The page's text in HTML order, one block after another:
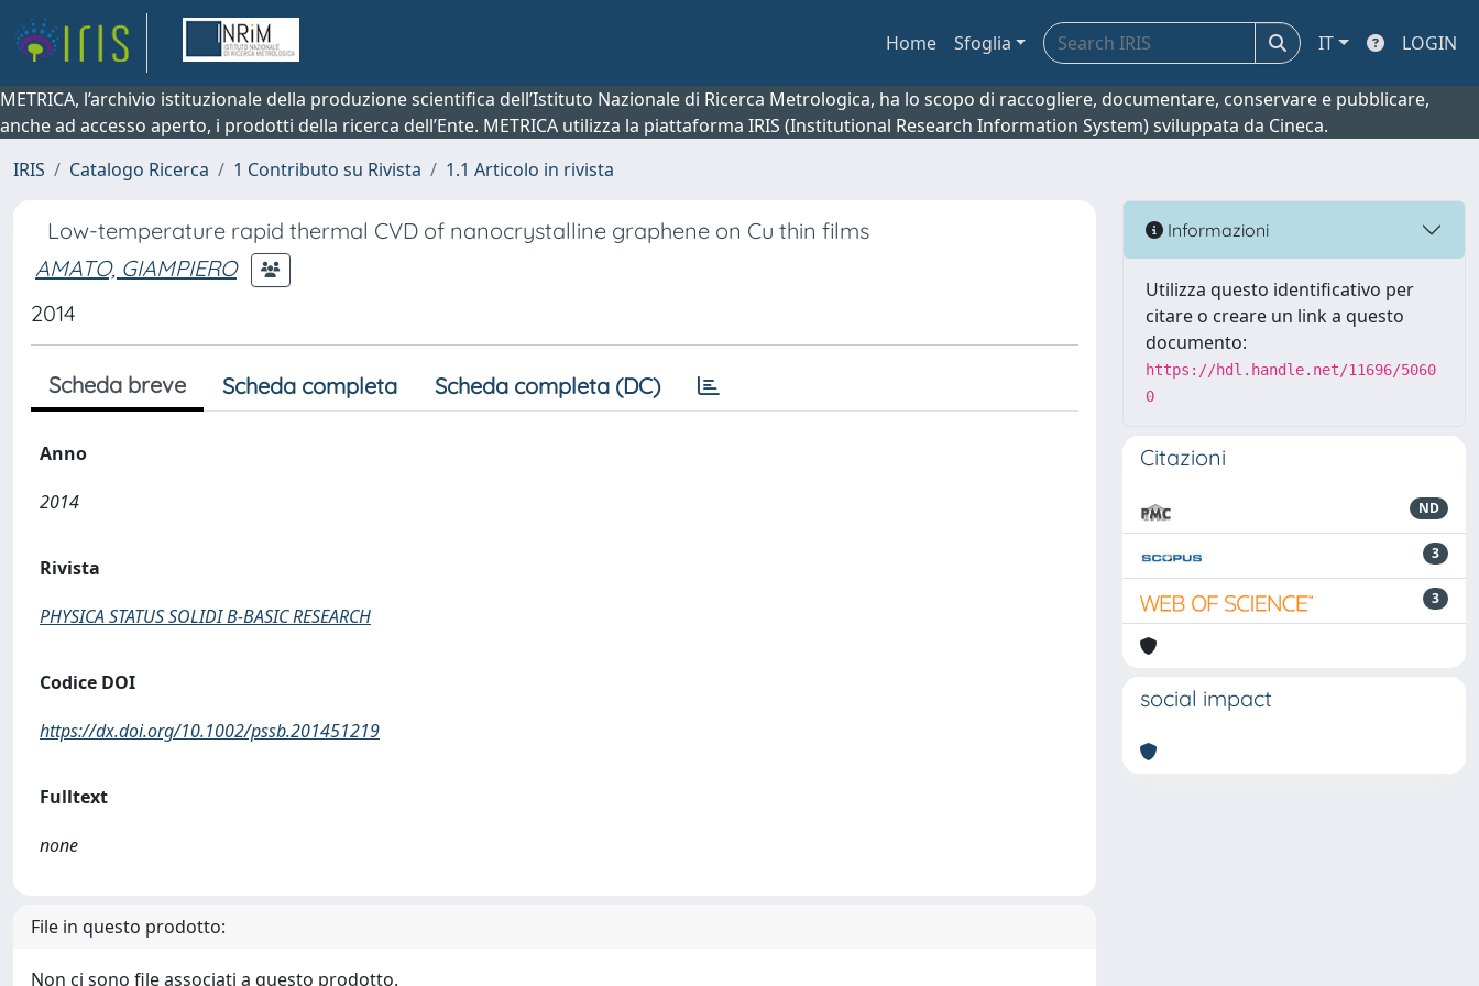
Home Sfoglia IT LOGIN
METRICA, l’archivio istituzionale della produzione scientifica dell’Istituto Nazionale di Ricerca Metrologica, ha lo scopo di raccogliere, documentare, conservare e pubblicare,
anche ad accesso aperto, i prodotti della ricerca dell’Ente. METRICA utilizza la piattaforma IRIS (Institutional Research Information System) sviluppata da Cineca.
IRIS
Catalogo Ricerca 1 Contributo su Rivista 1.1 Articolo in rivista
Low-temperature rapid thermal CVD of nanocrystalline graphene on Cu thin films
AMATO, GIAMPIERO
2014
Scheda breve Scheda completa Scheda completa (DC)
Anno
2014
Rivista
PHYSICA STATUS SOLIDI B-BASIC RESEARCH
Codice DOI
https://dx.doi.org/10.1002/pssb.201451219
Fulltext
none
File in questo prodotto:
Non ci sono file associati a questo prodotto.
Informazioni
Utilizza questo identificativo per
citare o creare un link a questo
documento:
https://hdl.handle.net/11696/5060
0
Citazioni
ND
3
3
social impact